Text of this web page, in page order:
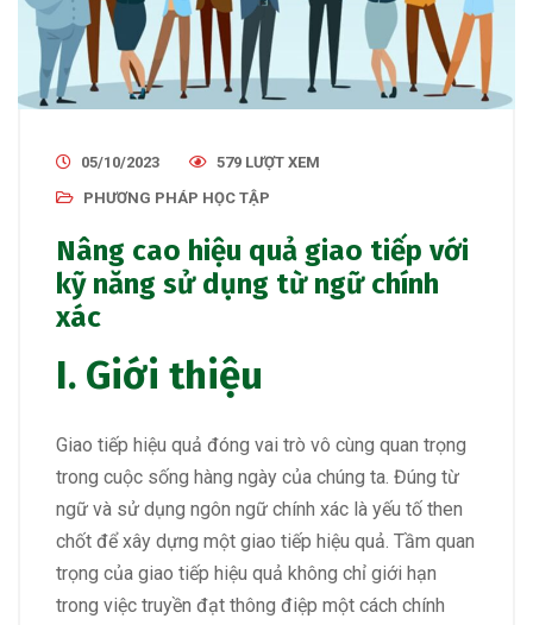
05/10/2023
579 LƯỢT XEM
PHƯƠNG PHÁP HỌC TẬP
Nâng cao hiệu quả giao tiếp với
kỹ năng sử dụng từ ngữ chính
xác
I. Giới thiệu
Giao tiếp hiệu quả đóng vai trò vô cùng quan trọng
trong cuộc sống hàng ngày của chúng ta. Đúng từ
ngữ và sử dụng ngôn ngữ chính xác là yếu tố then
chốt để xây dựng một giao tiếp hiệu quả. Tầm quan
trọng của giao tiếp hiệu quả không chỉ giới hạn
trong việc truyền đạt thông điệp một cách chính